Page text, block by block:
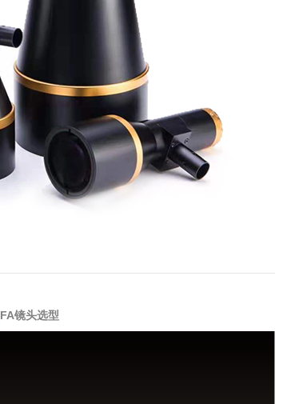
FA镜头选型